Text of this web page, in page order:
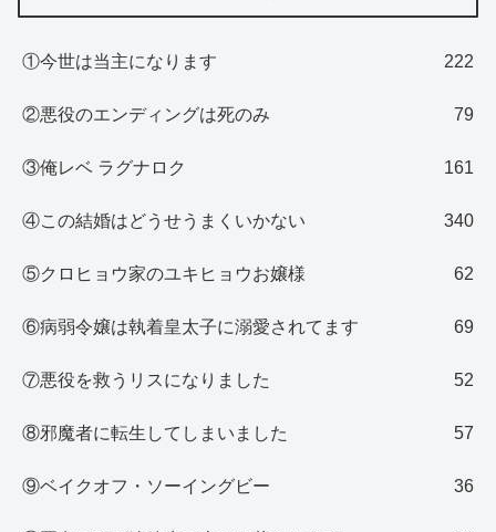
①今世は当主になります 222
②悪役のエンディングは死のみ 79
③俺レベ ラグナロク 161
④この結婚はどうせうまくいかない 340
⑤クロヒョウ家のユキヒョウお嬢様 62
⑥病弱令嬢は執着皇太子に溺愛されてます 69
⑦悪役を救うリスになりました 52
⑧邪魔者に転生してしまいました 57
⑨ベイクオフ・ソーイングビー 36